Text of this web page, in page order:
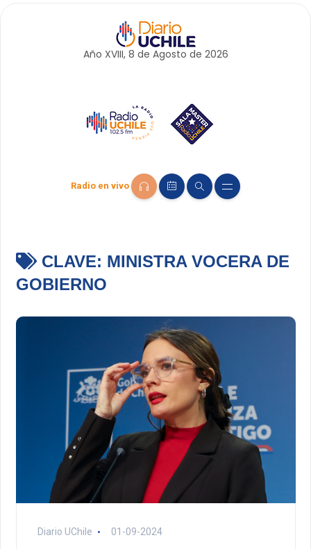
Año XVIII, 8 de Agosto de 2026
Radio en vivo
CLAVE: MINISTRA VOCERA DE
GOBIERNO
Diario UChile 01-09-2024